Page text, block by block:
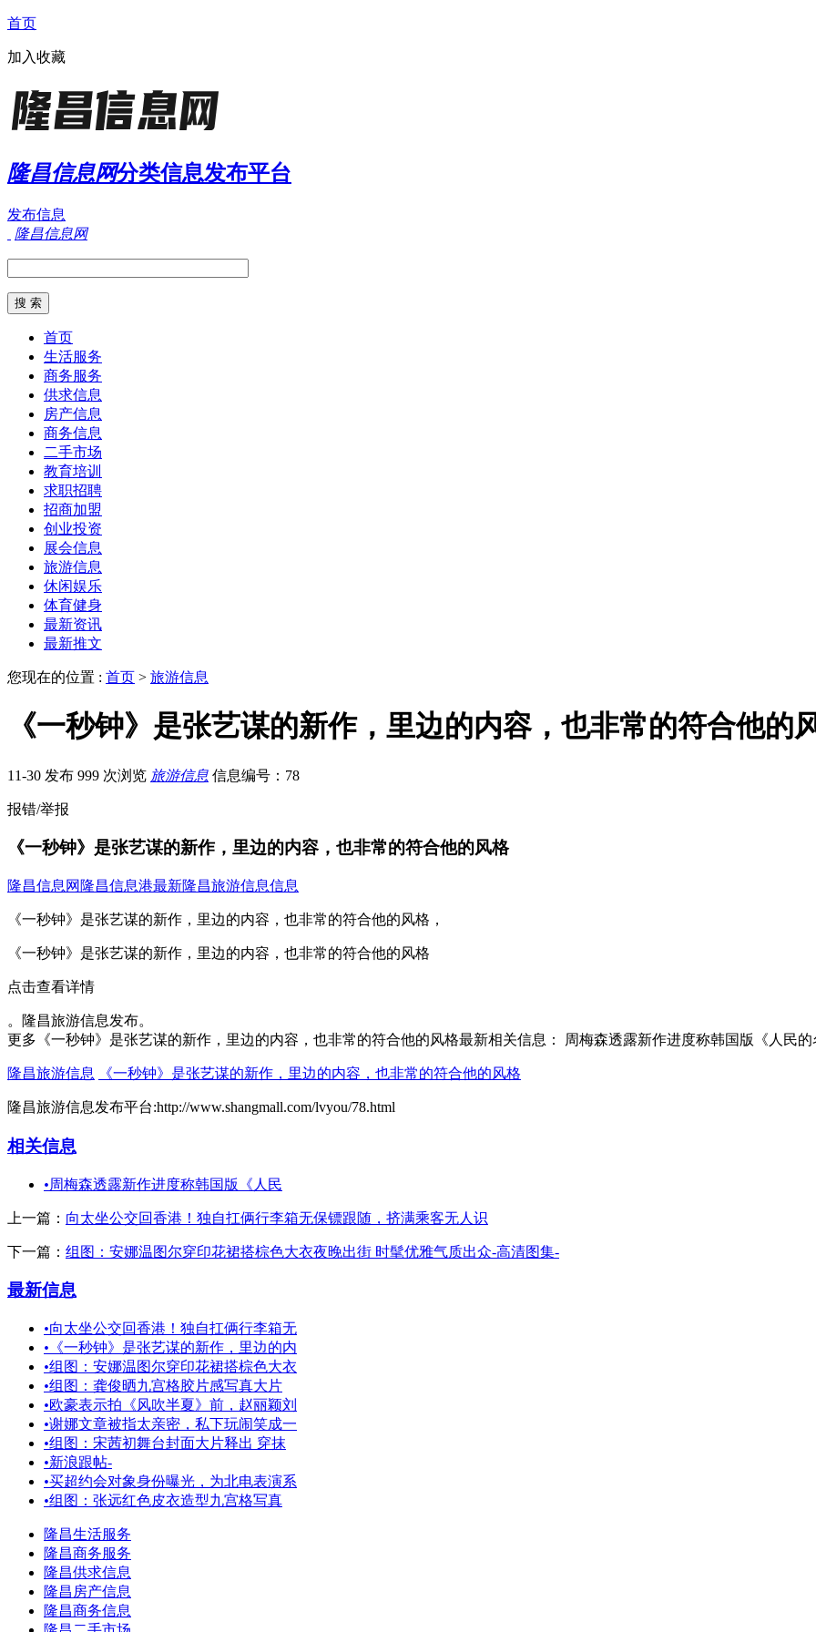
首页
加入收藏
隆昌信息网分类信息发布平台
发布信息
隆昌信息网
首页
生活服务
商务服务
供求信息
房产信息
商务信息
二手市场
教育培训
求职招聘
招商加盟
创业投资
展会信息
旅游信息
休闲娱乐
体育健身
最新资讯
最新推文
您现在的位置 : 首页 > 旅游信息
《一秒钟》是张艺谋的新作，里边的内容，也非常的符合他的
11-30 发布 999 次浏览 旅游信息 信息编号：78
报错/举报
《一秒钟》是张艺谋的新作，里边的内容，也非常的符合他的风格
隆昌信息网 隆昌信息港最新隆昌旅游信息信息
《一秒钟》是张艺谋的新作，里边的内容，也非常的符合他的风格，
《一秒钟》是张艺谋的新作，里边的内容，也非常的符合他的风格
点击查看详情
。隆昌旅游信息发布。
更多《一秒钟》是张艺谋的新作，里边的内容，也非常的符合他的风格最新相关信息： 周梅森透露新作进度称韩国版《人民
隆昌旅游信息 《一秒钟》是张艺谋的新作，里边的内容，也非常的符合他的风格
隆昌旅游信息发布平台:http://www.shangmall.com/lvyou/78.html
相关信息
•周梅森透露新作进度称韩国版《人民
上一篇： 向太坐公交回香港！独自扛俩行李箱无保镖跟随，挤满乘客无人识
下一篇： 组图：安娜温图尔穿印花裙搭棕色大衣夜晚出街 时髦优雅气质出众-高清图集-
最新信息
•向太坐公交回香港！独自扛俩行李箱无
• 《一秒钟》是张艺谋的新作，里边的内
•组图：安娜温图尔穿印花裙搭棕色大衣
•组图：龚俊晒九宫格胶片感写真大片
•欧豪表示拍《风吹半夏》前，赵丽颖刘
•谢娜文章被指太亲密，私下玩闹笑成一
•组图：宋茜初舞台封面大片释出 穿抹
•新浪跟帖-
•买超约会对象身份曝光，为北电表演系
•组图：张远红色皮衣造型九宫格写真
隆昌生活服务
隆昌商务服务
隆昌供求信息
隆昌房产信息
隆昌商务信息